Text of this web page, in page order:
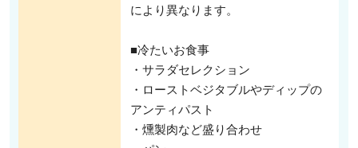
により異なります。
■冷たいお食事
・サラダセレクション
・ローストベジタブルやディップの
アンティパスト
・燻製肉など盛り合わせ